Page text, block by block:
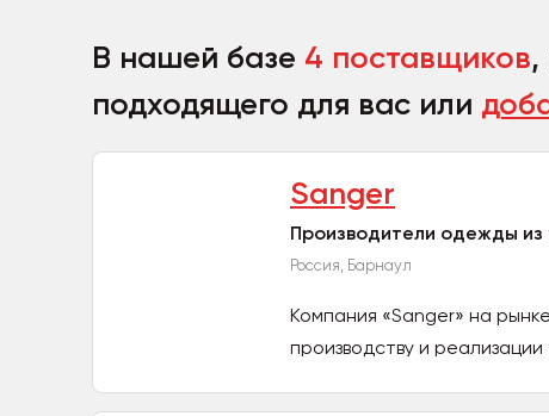
В нашей базе 4 поставщиков,
подходящего для вас или
Sanger
Производители одежды
Россия, Барнаул
Компания «Sanger» на
производству и